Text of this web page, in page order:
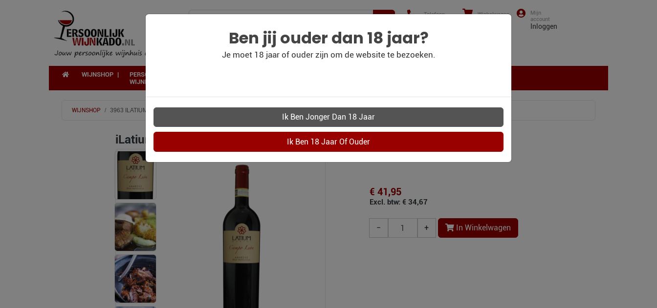
Telefoon Winkelwagen
Inloggen
WIJNSHOP
PERSOONLIJK
WIJNKADO
Ben jij ouder dan 18 jaar?
Je moet 18 jaar of ouder zijn om de website te bezoeken.
WIJNSHOP 3963 ILATIUM MORINI AMARONE
iLatium Morini Amarone
€ 41,95
Excl. btw: € 34,67
− + In Winkelwagen